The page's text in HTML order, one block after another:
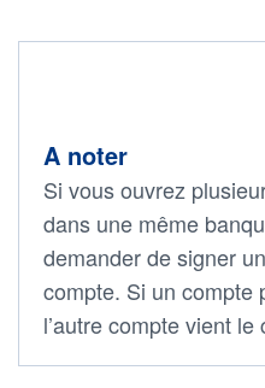
A noter
Si vous ouvrez
dans une même
demander de signer
compte. Si un compte
l’autre compte vient le